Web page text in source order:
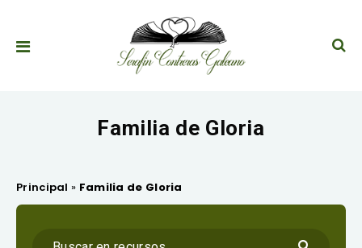
Familia de Gloria
Principal » Familia de Gloria